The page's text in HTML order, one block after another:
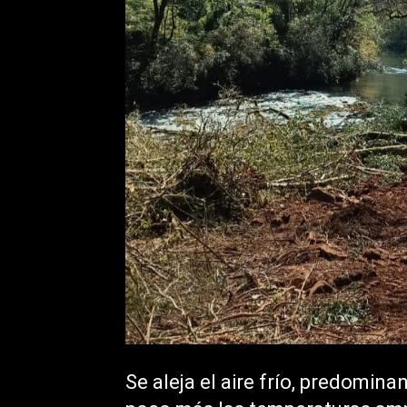
Se aleja el aire frío,